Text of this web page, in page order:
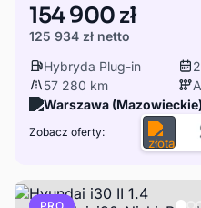
154 900 zł
125 934 zł netto
Hybryda Plug-in
57 280 km
Warszawa (Mazowieckie)
Zobacz oferty: